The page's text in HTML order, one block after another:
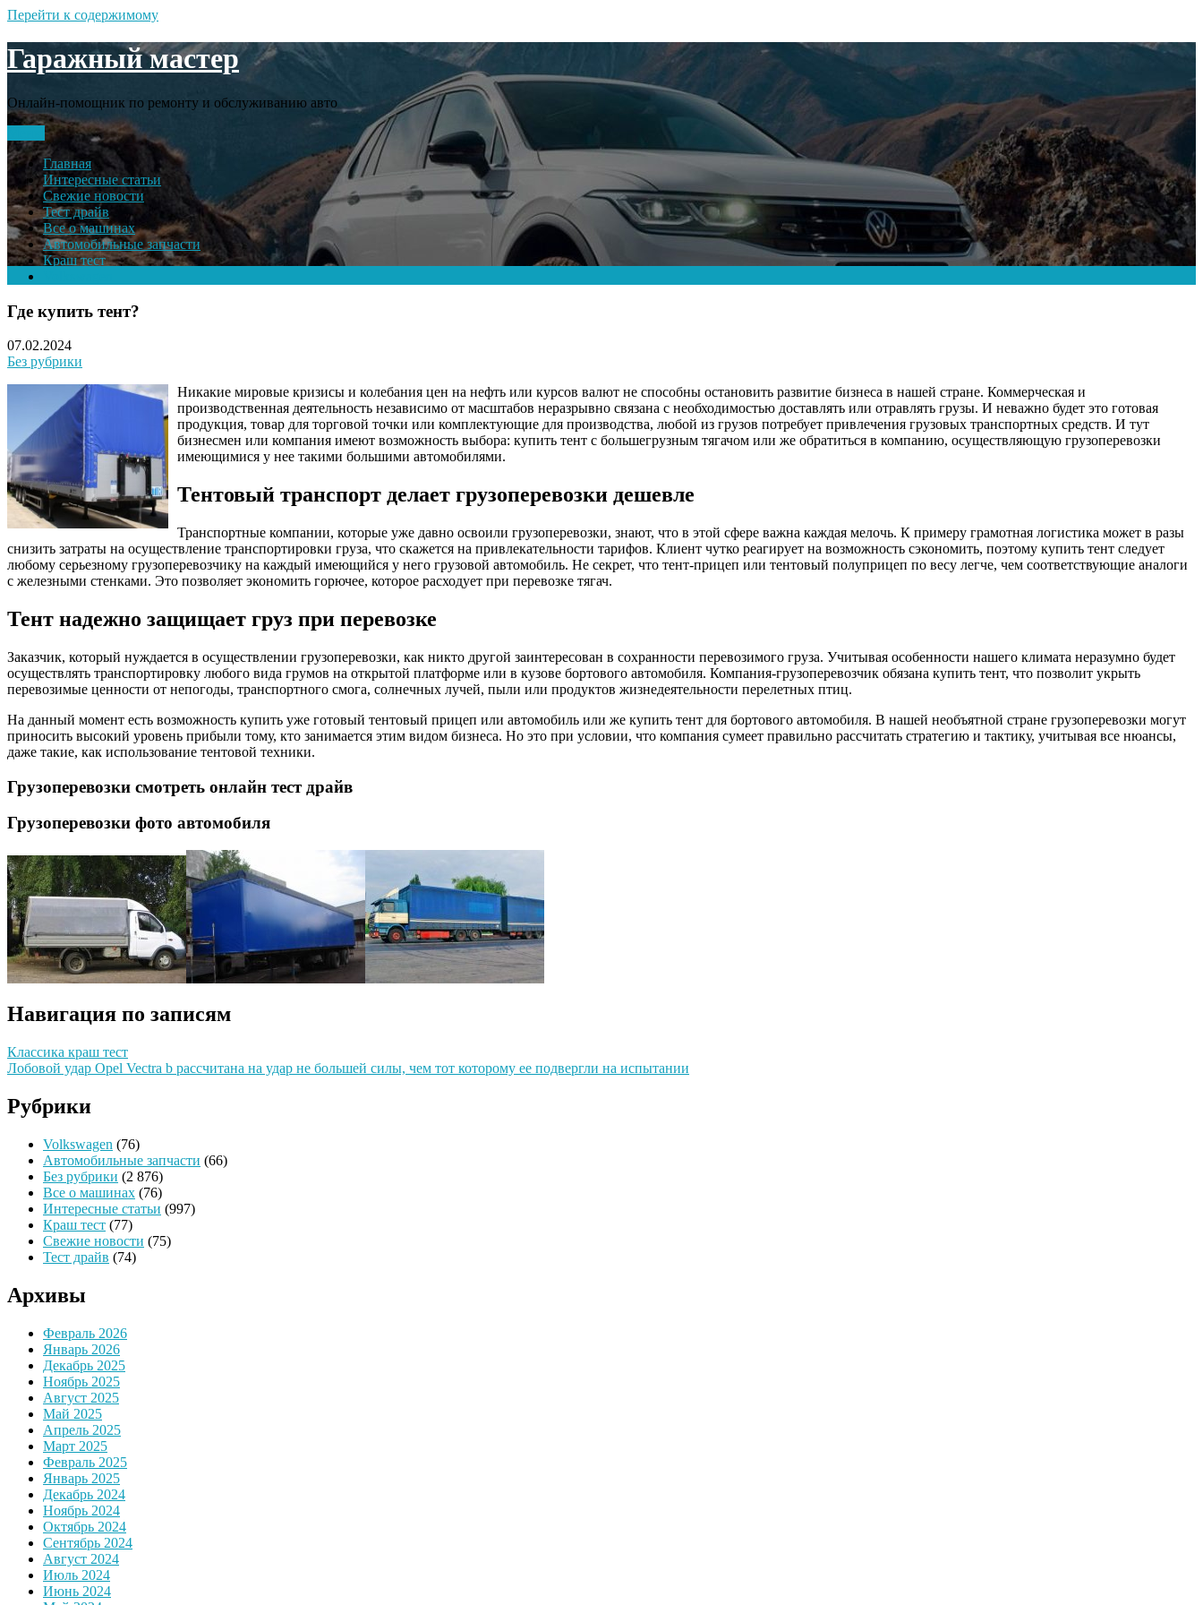
Перейти к содержимому
Гаражный мастер
Онлайн-помощник по ремонту и обслуживанию авто
Главная
Интересные статьи
Свежие новости
Тест драйв
Все о машинах
Автомобильные запчасти
Краш тест
Где купить тент?
07.02.2024
Без рубрики
Никакие мировые кризисы и колебания цен на нефть или курсов валют не способны остановить развитие бизнеса в нашей стране. Коммерческая и
производственная деятельность независимо от масштабов неразрывно связана с необходимостью доставлять или отравлять грузы. И неважно будет это готовая
продукция, товар для торговой точки или комплектующие для производства, любой из грузов потребует привлечения грузовых транспортных средств. И тут
бизнесмен или компания имеют возможность выбора: купить тент с большегрузным тягачом или же обратиться в компанию, осуществляющую грузоперевозки
имеющимися у нее такими большими автомобилями.
Тентовый транспорт делает грузоперевозки дешевле
Транспортные компании, которые уже давно освоили грузоперевозки, знают, что в этой сфере важна каждая мелочь. К примеру грамотная логистика может в разы
снизить затраты на осуществление транспортировки груза, что скажется на привлекательности тарифов. Клиент чутко реагирует на возможность сэкономить, поэтому купить тент следует
любому серьезному грузоперевозчику на каждый имеющийся у него грузовой автомобиль. Не секрет, что тент-прицеп или тентовый полуприцеп по весу легче, чем соответствующие аналоги
с железными стенками. Это позволяет экономить горючее, которое расходует при перевозке тягач.
Тент надежно защищает груз при перевозке
Заказчик, который нуждается в осуществлении грузоперевозки, как никто другой заинтересован в сохранности перевозимого груза. Учитывая особенности нашего климата неразумно будет
осуществлять транспортировку любого вида грумов на открытой платформе или в кузове бортового автомобиля. Компания-грузоперевозчик обязана купить тент, что позволит укрыть
перевозимые ценности от непогоды, транспортного смога, солнечных лучей, пыли или продуктов жизнедеятельности перелетных птиц.
На данный момент есть возможность купить уже готовый тентовый прицеп или автомобиль или же купить тент для бортового автомобиля. В нашей необъятной стране грузоперевозки могут
приносить высокий уровень прибыли тому, кто занимается этим видом бизнеса. Но это при условии, что компания сумеет правильно рассчитать стратегию и тактику, учитывая все нюансы,
даже такие, как использование тентовой техники.
Грузоперевозки смотреть онлайн тест драйв
Грузоперевозки фото автомобиля
Навигация по записям
Классика краш тест
Лобовой удар Оpel Vectra b рассчитана на удар не большей силы, чем тот которому ее подвергли на испытании
Рубрики
Volkswagen (76)
Автомобильные запчасти (66)
Без рубрики (2 876)
Все о машинах (76)
Интересные статьи (997)
Краш тест (77)
Свежие новости (75)
Тест драйв (74)
Архивы
Февраль 2026
Январь 2026
Декабрь 2025
Ноябрь 2025
Август 2025
Май 2025
Апрель 2025
Март 2025
Февраль 2025
Январь 2025
Декабрь 2024
Ноябрь 2024
Октябрь 2024
Сентябрь 2024
Август 2024
Июль 2024
Июнь 2024